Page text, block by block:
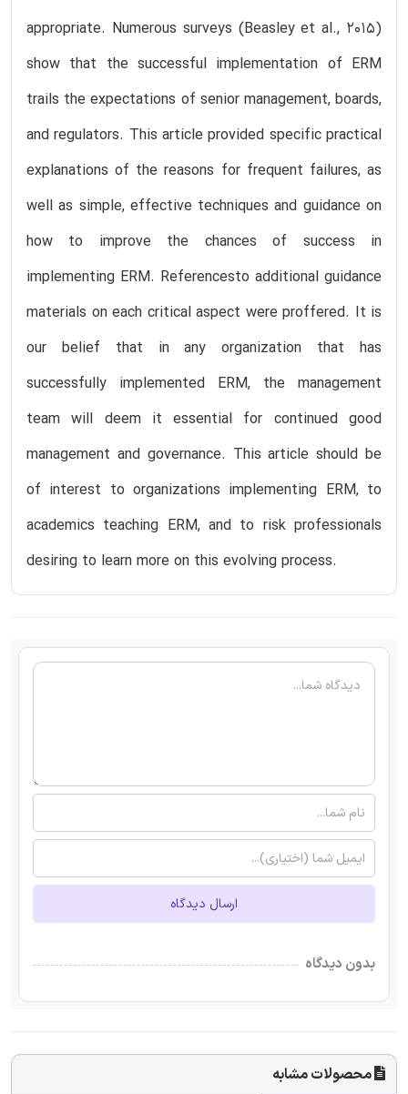
appropriate. Numerous surveys (Beasley et al., 2015)
show that the successful implementation of ERM
trails the expectations of senior management, boards,
and regulators. This article provided specific practical
explanations of the reasons for frequent failures, as
well as simple, effective techniques and guidance on
how to improve the chances of success in
implementing ERM. Referencesto additional guidance
materials on each critical aspect were proffered. It is
our belief that in any organization that has
successfully implemented ERM, the management
team will deem it essential for continued good
management and governance. This article should be
of interest to organizations implementing ERM, to
academics teaching ERM, and to risk professionals
desiring to learn more on this evolving process.
ارسال دیدگاه
بدون دیدگاه
محصولات مشابه